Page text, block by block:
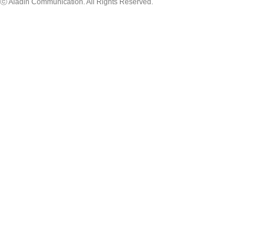
ⓒ Aladin Communication. All Rights Reserved.